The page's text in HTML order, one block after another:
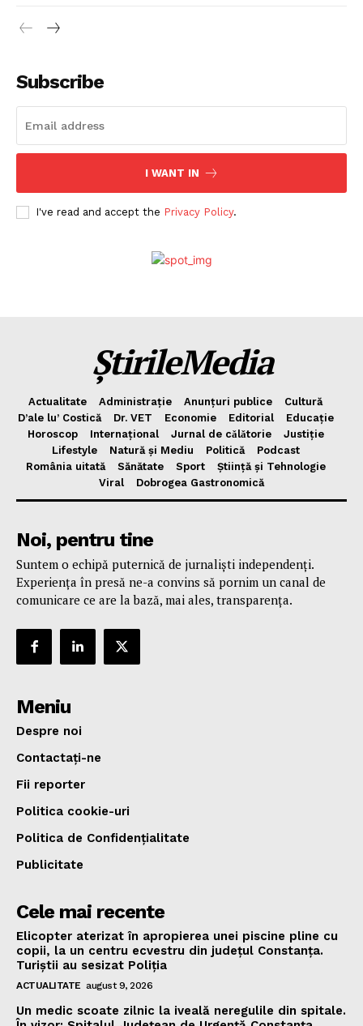
StirileMedia.ro
Subscribe
I WANT IN
I've read and accept the Privacy Policy.
ȘtirileMedia
Actualitate Administrație Anunțuri publice
Cultură
D’ale lu’ Costică
Dr. VET Economie Editorial
Educație
Horoscop
Internațional Jurnal de cǎlǎtorie
Justiție
Lifestyle
Natură și Mediu Politică
Podcast
România uitată
Sănătate Sport
Știință și Tehnologie
Viral
Dobrogea Gastronomică
Noi, pentru tine
Suntem o echipă puternică de jurnaliști independenți.
Experiența în presă ne-a convins să pornim un canal de
comunicare ce are la bază, mai ales, transparența.
Meniu
Despre noi
Contactați-ne
Fii reporter
Politica cookie-uri
Politica de Confidențialitate
Publicitate
Cele mai recente
Elicopter aterizat în apropierea unei piscine pline cu
copii, la un centru ecvestru din județul Constanța.
Turiștii au sesizat Poliția
ACTUALITATE august 9, 2026
Un medic scoate zilnic la iveală neregulile din spitale.